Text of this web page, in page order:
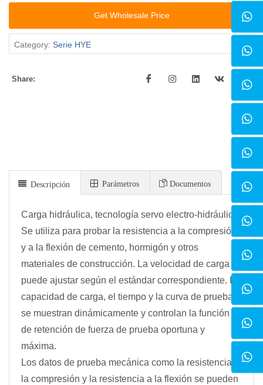
Get Wholesale Price
Category: Serie HYE
Share:
Descripción Parámetros Documentos
Carga hidráulica, tecnología servo electro-hidráulica.
Se utiliza para probar la resistencia a la compresión
y a la flexión de cemento, hormigón y otros
materiales de construcción. La velocidad de carga se
puede ajustar según el estándar correspondiente. La
capacidad de carga, el tiempo y la curva de prueba
se muestran dinámicamente y controlan la función
de retención de fuerza de prueba oportuna y
máxima.
Los datos de prueba mecánica como la resistencia a
la compresión y la resistencia a la flexión se pueden